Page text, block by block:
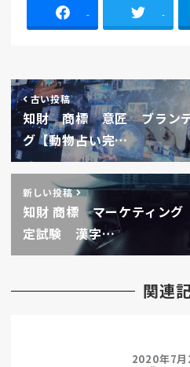
- -
古い投稿
知財 商標 意匠 ブラン
グ【動物占い完…
新しい投稿
知財 商標 マーケティン
定試験 漢字…
関連
2020年7月